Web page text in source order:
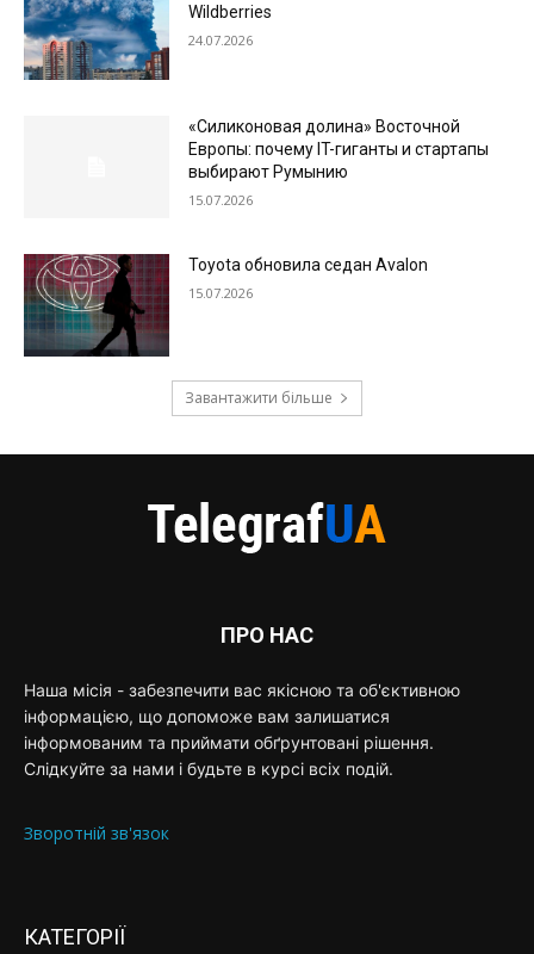
Wildberries
24.07.2026
«Силиконовая долина» Восточной
Европы: почему IT-гиганты и стартапы
выбирают Румынию
15.07.2026
Toyota обновила седан Avalon
15.07.2026
Завантажити більше
ПРО НАС
Наша місія - забезпечити вас якісною та об'єктивною
інформацією, що допоможе вам залишатися
інформованим та приймати обґрунтовані рішення.
Слідкуйте за нами і будьте в курсі всіх подій.
Зворотній зв'язок
КАТЕГОРІЇ